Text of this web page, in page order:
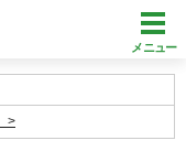
メニュー